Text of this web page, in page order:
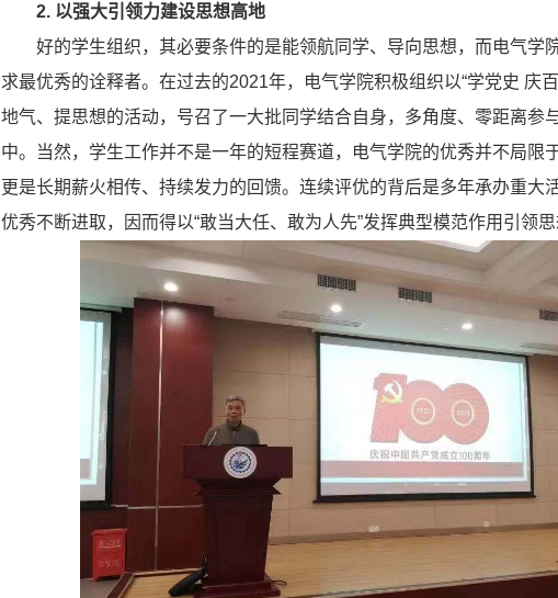
2. 以强大引领力建设思想高地
好的学生组织，其必要条件的是能领航同学、导向思想，而电气学
求最优秀的诠释者。在过去的2021年，电气学院积极组织以“学党史 庆
地气、提思想的活动，号召了一大批同学结合自身，多角度、零距离参
中。当然，学生工作并不是一年的短程赛道，电气学院的优秀并不局限
更是长期薪火相传、持续发力的回馈。连续评优的背后是多年承办重大
优秀不断进取，因而得以“敢当大任、敢为人先”发挥典型模范作用引领思